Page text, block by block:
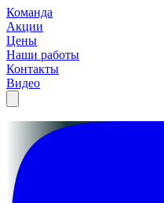
Команда
Акции
Цены
Наши работы
Контакты
Видео